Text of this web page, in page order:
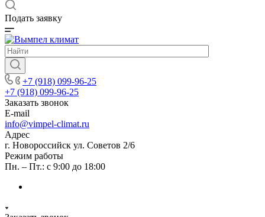
Подать заявку
+7 (918) 099-96-25
+7 (918) 099-96-25
Заказать звонок
E-mail
info@vimpel-climat.ru
Адрес
г. Новороссийск ул. Советов 2/6
Режим работы
Пн. – Пт.: с 9:00 до 18:00